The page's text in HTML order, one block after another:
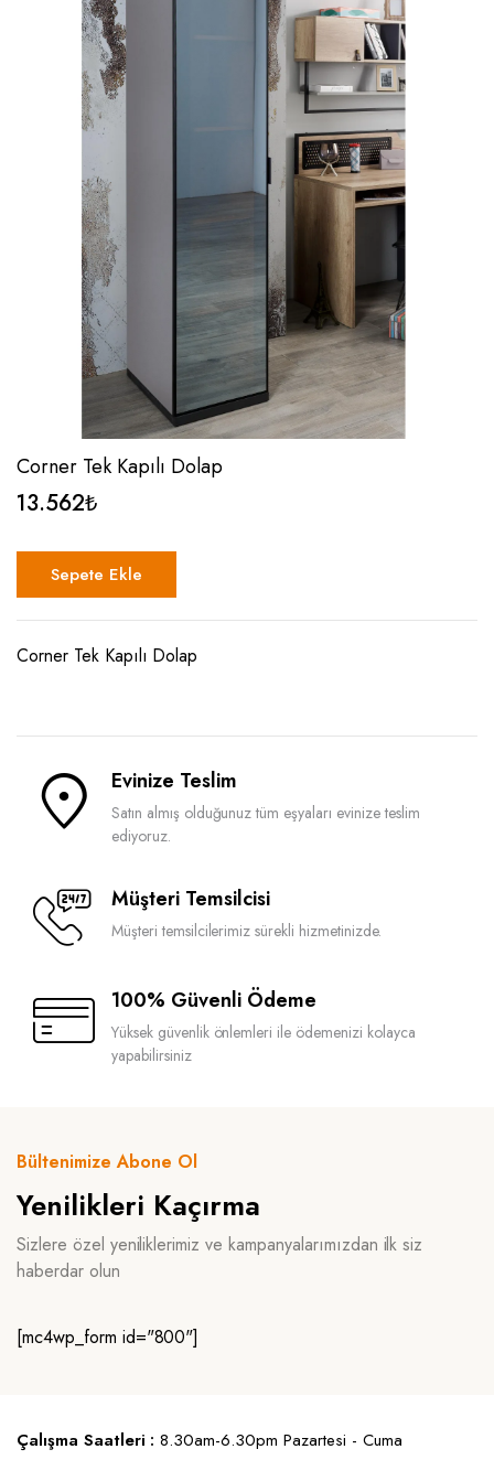
Corner Tek Kapılı Dolap
13.562₺
Sepete Ekle
Corner Tek Kapılı Dolap
Evinize Teslim
Satın almış olduğunuz tüm eşyaları evinize teslim
ediyoruz.
Müşteri Temsilcisi
Müşteri temsilcilerimiz sürekli hizmetinizde.
100% Güvenli Ödeme
Yüksek güvenlik önlemleri ile ödemenizi kolayca
yapabilirsiniz
Bültenimize Abone Ol
Yenilikleri Kaçırma
Sizlere özel yeniliklerimiz ve kampanyalarımızdan ilk siz
haberdar olun
[mc4wp_form id="800"]
Çalışma Saatleri : 8.30am-6.30pm Pazartesi - Cuma